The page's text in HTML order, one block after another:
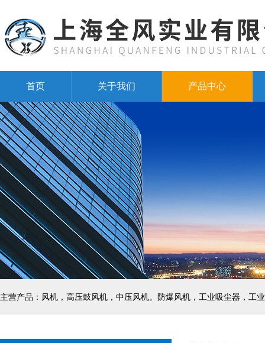
首页 关于我们 产品中心
主营产品：风机，高压鼓风机，中压风机。防爆风机，工业吸尘器，工